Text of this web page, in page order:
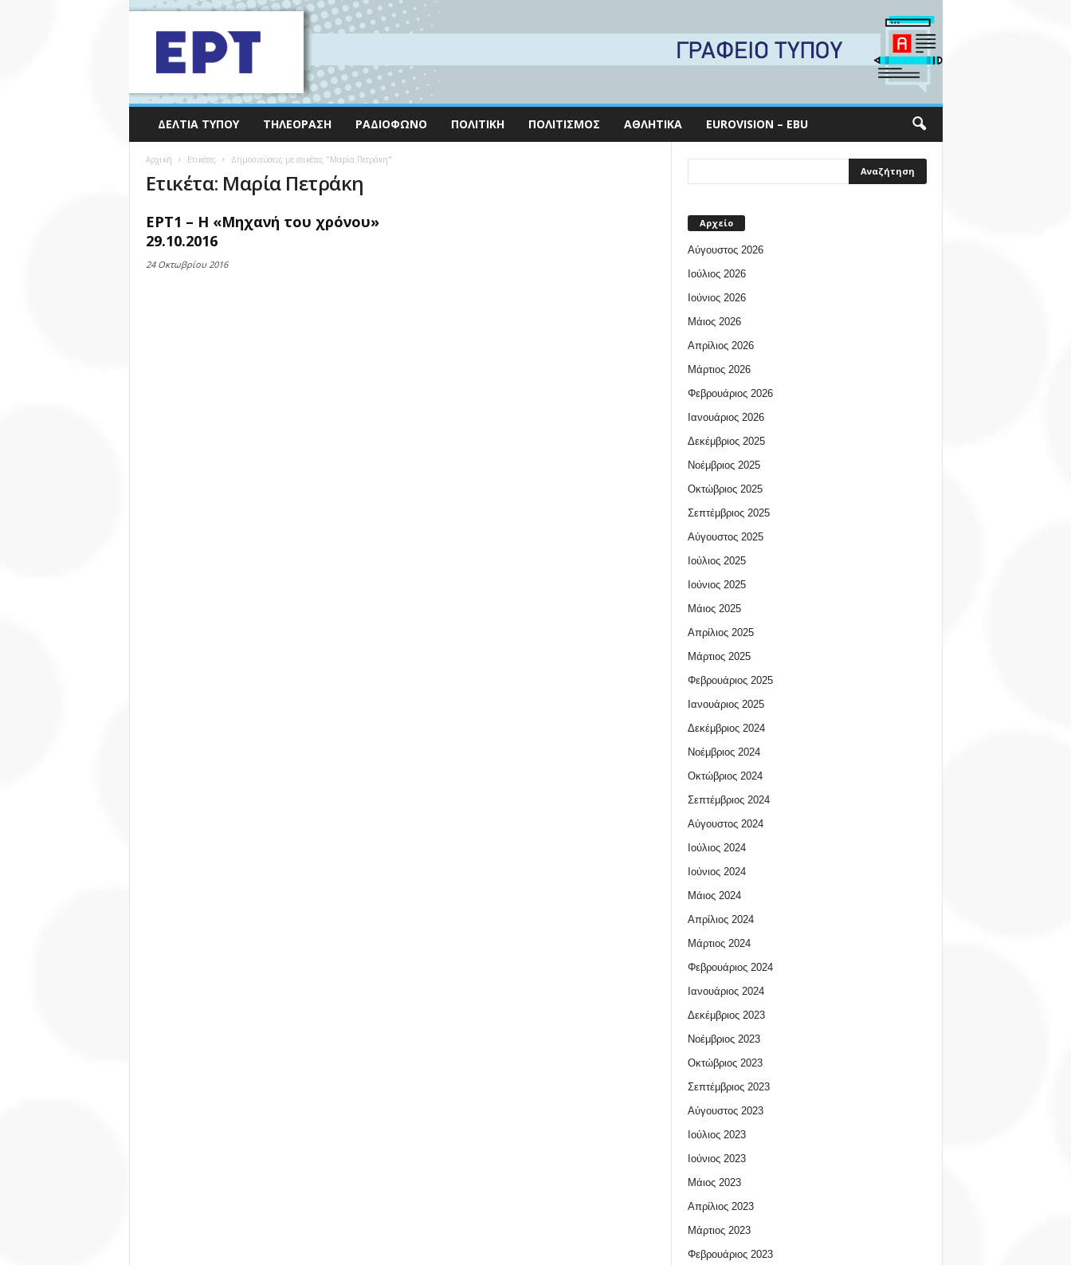
ΔΕΛΤΊΑ ΤΎΠΟΥ ΤΗΛΕΌΡΑΣΗ ΡΑΔΙΌΦΩΝΟ ΠΟΛΙΤΙΚΉ ΠΟΛΙΤΙΣΜΌΣ ΑΘΛΗΤΙΚΆ EUROVISION – EBU
Αρχική Ετικέτες Δημοσιεύσεις με ετικέτες "Μαρία Πετράκη"
Ετικέτα: Μαρία Πετράκη
ΕΡΤ1 – Η «Μηχανή του χρόνου»
29.10.2016
24 Οκτωβρίου 2016
Αρχείο
Αύγουστος 2026
Ιούλιος 2026
Ιούνιος 2026
Μάιος 2026
Απρίλιος 2026
Μάρτιος 2026
Φεβρουάριος 2026
Ιανουάριος 2026
Δεκέμβριος 2025
Νοέμβριος 2025
Οκτώβριος 2025
Σεπτέμβριος 2025
Αύγουστος 2025
Ιούλιος 2025
Ιούνιος 2025
Μάιος 2025
Απρίλιος 2025
Μάρτιος 2025
Φεβρουάριος 2025
Ιανουάριος 2025
Δεκέμβριος 2024
Νοέμβριος 2024
Οκτώβριος 2024
Σεπτέμβριος 2024
Αύγουστος 2024
Ιούλιος 2024
Ιούνιος 2024
Μάιος 2024
Απρίλιος 2024
Μάρτιος 2024
Φεβρουάριος 2024
Ιανουάριος 2024
Δεκέμβριος 2023
Νοέμβριος 2023
Οκτώβριος 2023
Σεπτέμβριος 2023
Αύγουστος 2023
Ιούλιος 2023
Ιούνιος 2023
Μάιος 2023
Απρίλιος 2023
Μάρτιος 2023
Φεβρουάριος 2023